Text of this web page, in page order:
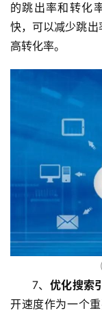
主
机
N
网
维
的跳出率和转化
快，可以减少跳
高转化率。
7、 优化搜索
开速度作为一个